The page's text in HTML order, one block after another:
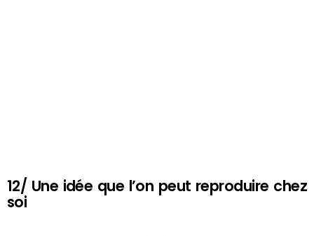
12/ Une idée que l’on peut reproduire chez
soi